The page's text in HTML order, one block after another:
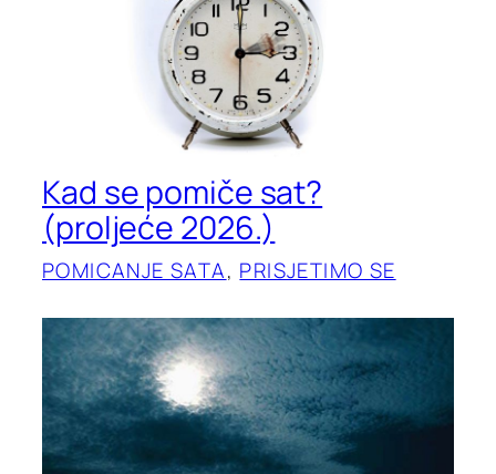
Kad se pomiče sat?
(proljeće 2026.)
POMICANJE SATA, PRISJETIMO SE